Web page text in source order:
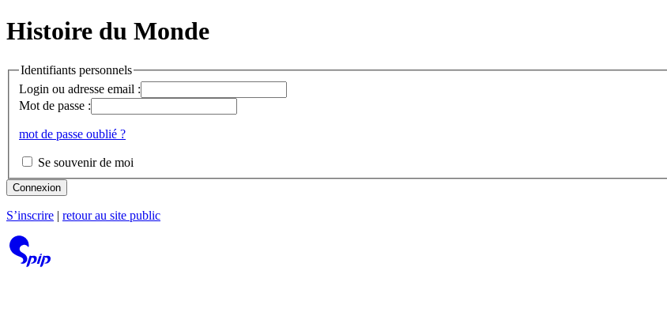
Histoire du Monde
Identifiants personnels
Login ou adresse email :
Mot de passe :
mot de passe oublié ?
Se souvenir de moi
Connexion
S’inscrire retour au site public